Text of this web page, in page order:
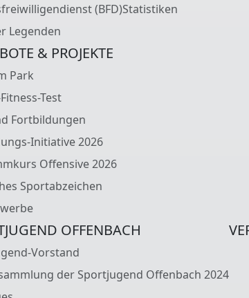
(BFD)
Legenden
Statistiken
& PROJEKTE
Park
Test
Fortbildungen
Initiative 2026
Offensive 2026
Sportabzeichen
OFFENBACH
Vorstand
der Sportjugend Offenbach 2024